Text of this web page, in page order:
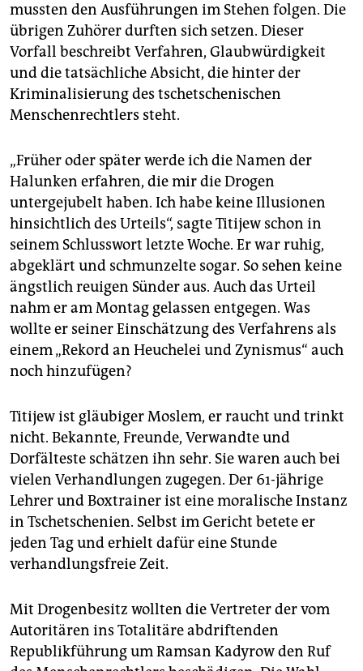
mussten den Ausführungen im Stehen folgen. Die
übrigen Zuhörer durften sich setzen. Dieser
Vorfall beschreibt Verfahren, Glaubwürdigkeit
und die tatsächliche Absicht, die hinter der
Kriminalisierung des tschetschenischen
Menschenrechtlers steht.
„Früher oder später werde ich die Namen der
Halunken erfahren, die mir die Drogen
untergejubelt haben. Ich habe keine Illusionen
hinsichtlich des Urteils“, sagte Titijew schon in
seinem Schlusswort letzte Woche. Er war ruhig,
abgeklärt und schmunzelte sogar. So sehen keine
ängstlich reuigen Sünder aus. Auch das Urteil
nahm er am Montag gelassen entgegen. Was
wollte er seiner Einschätzung des Verfahrens als
einem „Rekord an Heuchelei und Zynismus“ auch
noch hinzufügen?
Titijew ist gläubiger Moslem, er raucht und trinkt
nicht. Bekannte, Freunde, Verwandte und
Dorfälteste schätzen ihn sehr. Sie waren auch bei
vielen Verhandlungen zugegen. Der 61-jährige
Lehrer und Boxtrainer ist eine moralische Instanz
in Tschetschenien. Selbst im Gericht betete er
jeden Tag und erhielt dafür eine Stunde
verhandlungsfreie Zeit.
Mit Drogenbesitz wollten die Vertreter der vom
Autoritären ins Totalitäre abdriftenden
Republikführung um Ramsan Kadyrow den Ruf